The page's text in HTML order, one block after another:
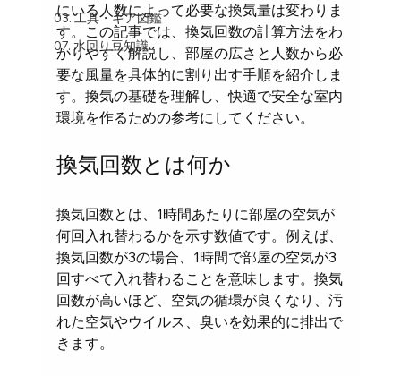
03. 工具・ギア図鑑
07. 水回り豆知識
にいる人数によって必要な換気量は変わりま
す。この記事では、換気回数の計算方法をわ
かりやすく解説し、部屋の広さと人数から必
要な風量を具体的に割り出す手順を紹介しま
す。換気の基礎を理解し、快適で安全な室内
環境を作るための参考にしてください。
換気回数とは何か
換気回数とは、1時間あたりに部屋の空気が
何回入れ替わるかを示す数値です。例えば、
換気回数が3の場合、1時間で部屋の空気が3
回すべて入れ替わることを意味します。換気
回数が高いほど、空気の循環が良くなり、汚
れた空気やウイルス、臭いを効果的に排出で
きます。